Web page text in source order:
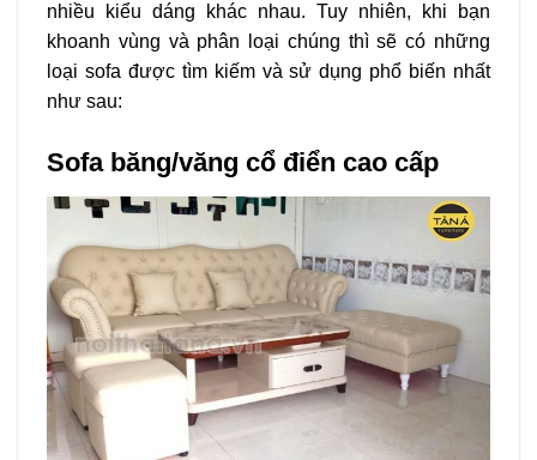
nhiều kiểu dáng khác nhau. Tuy nhiên, khi bạn
khoanh vùng và phân loại chúng thì sẽ có những
loại sofa được tìm kiếm và sử dụng phổ biến nhất
như sau:
Sofa băng/văng cổ điển cao cấp